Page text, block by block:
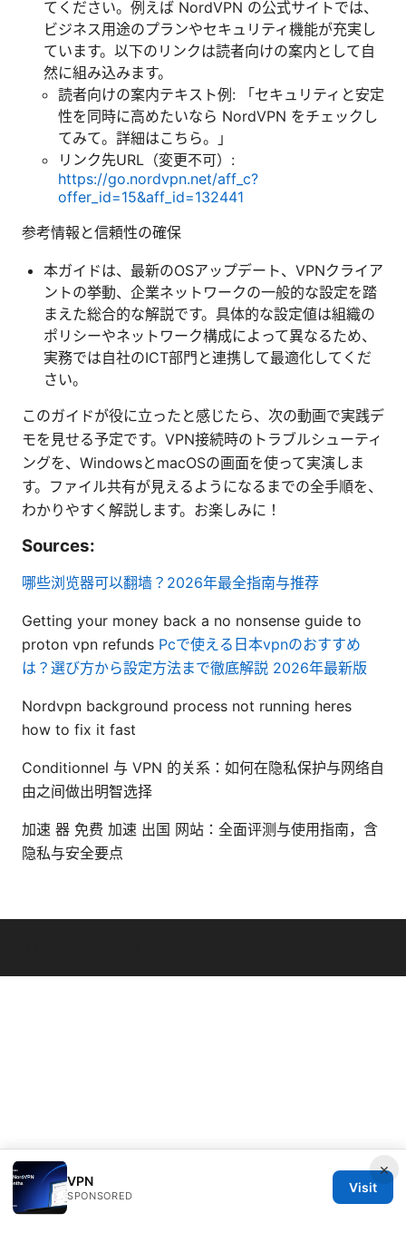
てください。例えば NordVPN の公式サイトでは、
ビジネス用途のプランやセキュリティ機能が充実し
ています。以下のリンクは読者向けの案内として自
然に組み込みます。
読者向けの案内テキスト例: 「セキュリティと安定
性を同時に高めたいなら NordVPN をチェックし
てみて。詳細はこちら。」
リンク先URL（変更不可）:
https://go.nordvpn.net/aff_c?
offer_id=15&aff_id=132441
参考情報と信頼性の確保
本ガイドは、最新のOSアップデート、VPNクライア
ントの挙動、企業ネットワークの一般的な設定を踏
まえた総合的な解説です。具体的な設定値は組織の
ポリシーやネットワーク構成によって異なるため、
実務では自社のICT部門と連携して最適化してくだ
さい。
このガイドが役に立ったと感じたら、次の動画で実践デ
モを見せる予定です。VPN接続時のトラブルシューティ
ングを、WindowsとmacOSの画面を使って実演しま
す。ファイル共有が見えるようになるまでの全手順を、
わかりやすく解説します。お楽しみに！
Sources:
哪些浏览器可以翻墙？2026年最全指南与推荐
Getting your money back a no nonsense guide to
proton vpn refunds Pcで使える日本vpnのおすすめ
は？選び方から設定方法まで徹底解説 2026年最新版
Nordvpn background process not running heres
how to fix it fast
Conditionnel 与 VPN 的关系：如何在隐私保护与网络自
由之间做出明智选择
加速 器 免费 加速 出国 网站：全面评测与使用指南，含
隐私与安全要点
×
VPN
SPONSORED
Visit